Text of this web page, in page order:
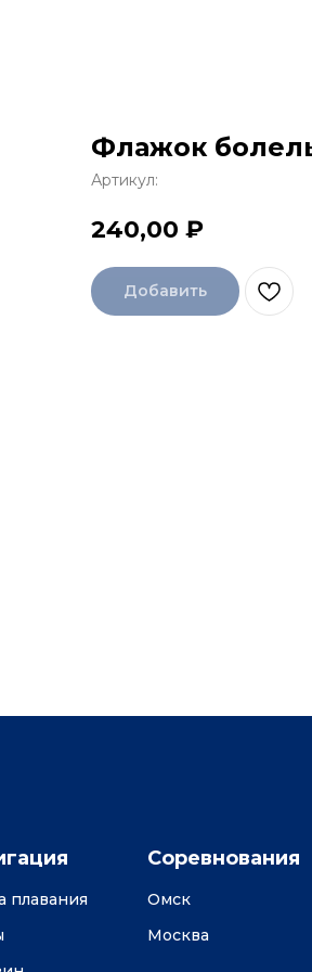
Флажок
Артикул:
240,00 ₽
Добавить
плавания
Соревнования
Омск
Москва